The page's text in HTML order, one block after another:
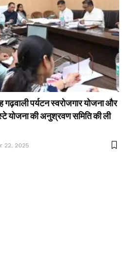
गढ़वाली पर्यटन स्वरोजगार योजना और
योजना की अनुश्रवण समिति की ली
22, 2025